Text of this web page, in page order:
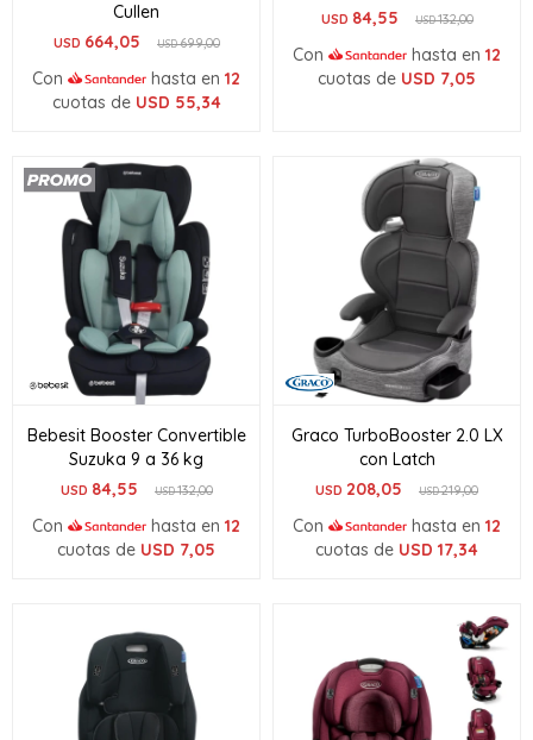
Cullen
USD 664,05 USD699,00
Con hasta en 12
cuotas de USD 55,34
USD 84,55 USD132,00
Con hasta en 12
cuotas de USD 7,05
Bebesit Booster Convertible
Suzuka 9 a 36 kg
USD 84,55 USD132,00
Con hasta en 12
cuotas de USD 7,05
Graco TurboBooster 2.0 LX
con Latch
USD 208,05 USD219,00
Con hasta en 12
cuotas de USD 17,34